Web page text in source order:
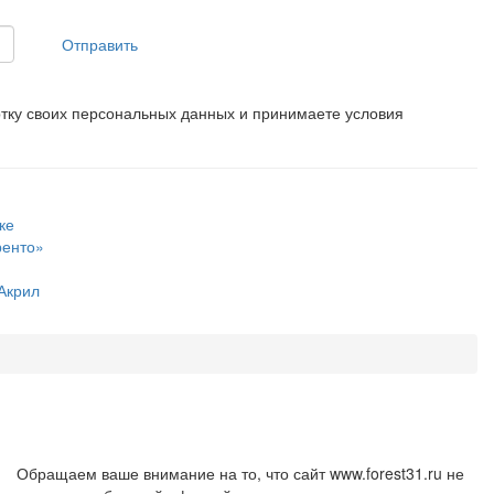
Отправить
своих персональных данных и принимаете условия
Обращаем ваше внимание на то, что сайт www.forest31.ru не